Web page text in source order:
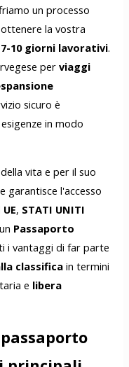
un processo
la vostra
7-10 giorni lavorativi.
perviaggi
sicuro è
in modo
vita e per il suo
garantisce l'accesso
UE, STATI UNITI
Passaporto
i vantaggi di far parte
classifica in termini
e libera